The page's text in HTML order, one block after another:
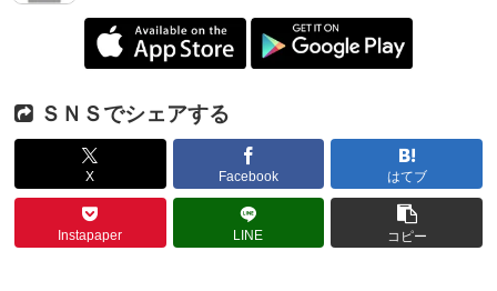
ＳＮＳでシェアする
X Facebook はてブ
Instapaper LINE コピー